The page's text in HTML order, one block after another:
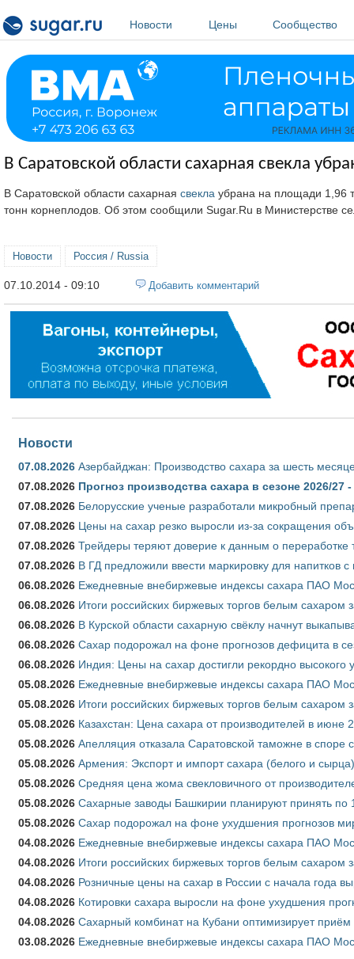
Новости
Цены Сообщество
В Саратовской области сахарная свекла
В Саратовской области сахарная свекла убрана на площади 1,96
тонн корнеплодов. Об этом сообщили Sugar.Ru в Министерстве
Новости Россия / Russia
07.10.2014 - 09:10 Добавить комментарий
Новости
07.08.2026 Азербайджан: Производство сахара за шесть
07.08.2026 Прогноз производства сахара в сезоне 2026/
07.08.2026 Белорусские ученые разработали микробный
07.08.2026 Цены на сахар резко выросли из-за сокращения
07.08.2026 Трейдеры теряют доверие к данным о переработке
07.08.2026 В ГД предложили ввести маркировку для напитков
06.08.2026 Ежедневные внебиржевые индексы сахара ПАО
06.08.2026 Итоги российских биржевых торгов белым сахаром
06.08.2026 В Курской области сахарную свёклу начнут
06.08.2026 Сахар подорожал на фоне прогнозов дефицита в
06.08.2026 Индия: Цены на сахар достигли рекордно высокого
05.08.2026 Ежедневные внебиржевые индексы сахара ПАО
05.08.2026 Итоги российских биржевых торгов белым сахаром
05.08.2026 Казахстан: Цена сахара от производителей в июне
05.08.2026 Апелляция отказала Саратовской таможне в
05.08.2026 Армения: Экспорт и импорт сахара (белого и
05.08.2026 Средняя цена жома свекловичного от
05.08.2026 Сахарные заводы Башкирии планируют принять по
05.08.2026 Сахар подорожал на фоне ухудшения прогнозов
04.08.2026 Ежедневные внебиржевые индексы сахара ПАО
04.08.2026 Итоги российских биржевых торгов белым сахаром
04.08.2026 Розничные цены на сахар в России с начала года
04.08.2026 Котировки сахара выросли на фоне ухудшения
04.08.2026 Сахарный комбинат на Кубани оптимизирует приём
03.08.2026 Ежедневные внебиржевые индексы сахара ПАО